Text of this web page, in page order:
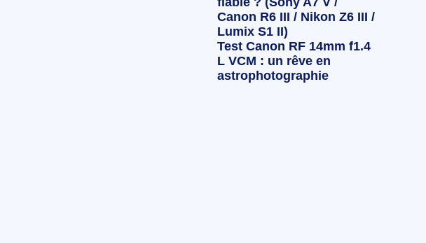
Canon R6 III / Nikon Z6 III /
Lumix S1 II)
Test Canon RF 14mm f1.4
L VCM : un rêve en
astrophotographie